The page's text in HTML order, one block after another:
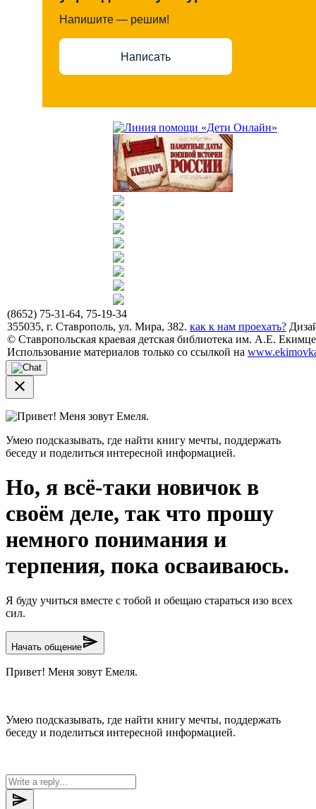
Напишите — решим!
Написать
(8652) 75-31-64, 75-19-34
355035, г. Ставрополь, ул. Мира, 382. как к нам проехать?
© Ставропольская краевая детская библиотека им. А.Е.
Использование материалов только со ссылкой на
close
Привет! Меня зовут Емеля.
Умею подсказывать, где найти книгу мечты, поддержать
беседу и поделиться интересной информацией.
Но, я всё-таки новичок в
своём деле, так что прошу
немного понимания и
терпения, пока осваиваюсь.
Я буду учиться вместе с тобой и обещаю стараться изо всех
сил.
Начать общениеsend
Привет! Меня зовут Емеля.
Умею подсказывать, где найти книгу мечты, поддержать
беседу и поделиться интересной информацией.
send